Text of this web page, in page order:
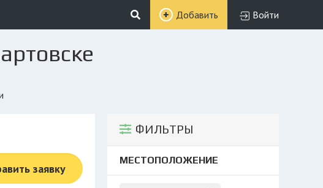
Добавить Войти
ФИЛЬТРЫ
МЕСТОПОЛОЖЕНИЕ
заявку